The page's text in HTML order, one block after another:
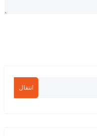
انتقال